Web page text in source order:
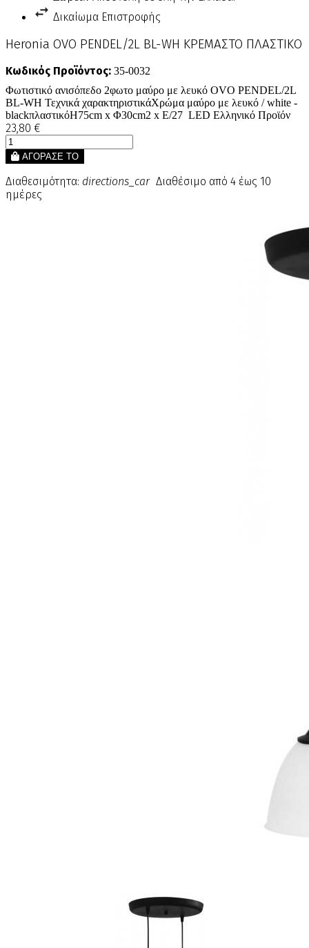
Δικαίωμα Επιστροφής
Heronia OVO PENDEL/2L BL-WH ΚΡΕΜΑΣΤΟ ΠΛΑΣΤΙΚΟ
Κωδικός Προϊόντος: 35-0032
Φωτιστικό ανισόπεδο 2φωτο μαύρο με λευκό OVO PENDEL/2L
BL-WH Τεχνικά χαρακτηριστικάΧρώμα μαύρο με λευκό / white -
blackπλαστικόΗ75cm x Φ30cm2 x E/27 LED Ελληνικό Προϊόν
23,80 €
ΑΓΟΡΑΣΕ ΤΟ
Διαθεσιμότητα: directions_car Διαθέσιμο από 4 έως 10
ημέρες